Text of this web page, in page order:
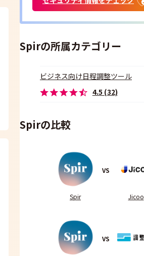
Spirの所属カテゴリー
ビジネス向け日程調整ツール
4.5 (32)
Spirの比較
Spir
VS
Jicoo
VS